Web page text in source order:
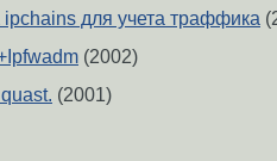
ipchains для учета траффика
(2002)
(2001)